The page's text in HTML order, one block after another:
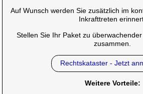
Auf Wunsch werden Sie zusätzlich im
Inkrafttreten
Stellen Sie Ihr Paket zu
zusammen.
Rechtskataster - Jetzt
Weitere Vorteile: